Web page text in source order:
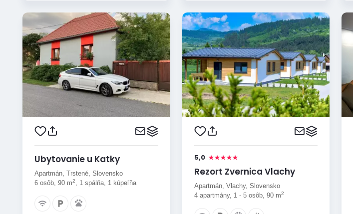
Ubytovanie u Katky
Apartmán, Trstené, Slovensko
6 osôb, 90 m2, 1 spálňa, 1 kúpeľňa
5,0
Rezort Zvernica Vlachy
Apartmán, Vlachy, Slovensko
4 apartmány, 1 - 5 osôb, 90 m2